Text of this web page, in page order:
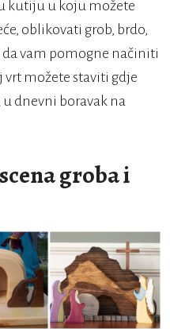
kutiju u koju možete
oblikovati grob, brdo,
vam pomogne načiniti
vrt možete staviti gdje
dnevni boravak na
groba i